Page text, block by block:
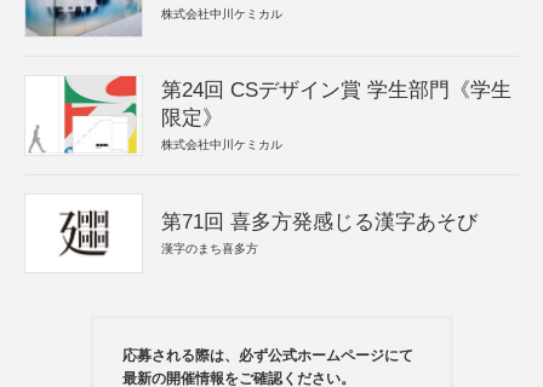
株式会社中川ケミカル
第24回 CSデザイン賞 学生部門《学生
限定》
株式会社中川ケミカル
第71回 喜多方発感じる漢字あそび
漢字のまち喜多方
応募される際は、必ず公式ホームページにて
最新の開催情報をご確認ください。